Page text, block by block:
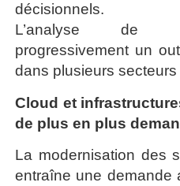
décisionnels.
L’analyse de
progressivement un
dans plusieurs secteurs
Cloud et
de plus en plus
La modernisation des
entraîne une demande